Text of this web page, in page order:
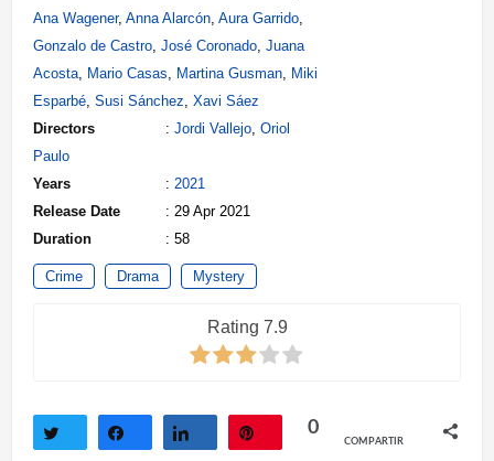
Ana Wagener, Anna Alarcón, Aura Garrido,
Gonzalo de Castro, José Coronado, Juana
Acosta, Mario Casas, Martina Gusman, Miki
Esparbé, Susi Sánchez, Xavi Sáez
Directors
: Jordi Vallejo, Oriol
Paulo
Years
: 2021
Release Date
: 29 Apr 2021
Duration
: 58
Crime Drama Mystery
Rating 7.9
0
COMPARTIR